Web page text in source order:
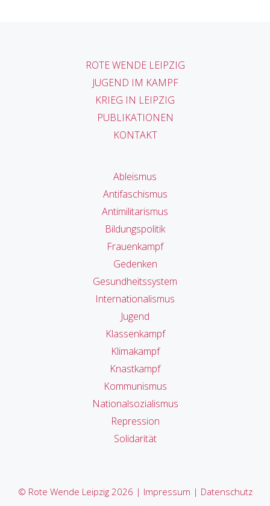
ROTE WENDE LEIPZIG
JUGEND IM KAMPF
KRIEG IN LEIPZIG
PUBLIKATIONEN
KONTAKT
Ableismus
Antifaschismus
Antimilitarismus
Bildungspolitik
Frauenkampf
Gedenken
Gesundheitssystem
Internationalismus
Jugend
Klassenkampf
Klimakampf
Knastkampf
Kommunismus
Nationalsozialismus
Repression
Solidarität
© Rote Wende Leipzig 2026 | Impressum | Datenschutz